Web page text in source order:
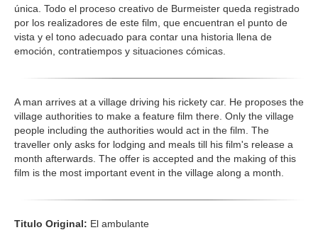
única. Todo el proceso creativo de Burmeister queda registrado
por los realizadores de este film, que encuentran el punto de
vista y el tono adecuado para contar una historia llena de
emoción, contratiempos y situaciones cómicas.
A man arrives at a village driving his rickety car. He proposes the
village authorities to make a feature film there. Only the village
people including the authorities would act in the film. The
traveller only asks for lodging and meals till his film's release a
month afterwards. The offer is accepted and the making of this
film is the most important event in the village along a month.
Titulo Original: El ambulante